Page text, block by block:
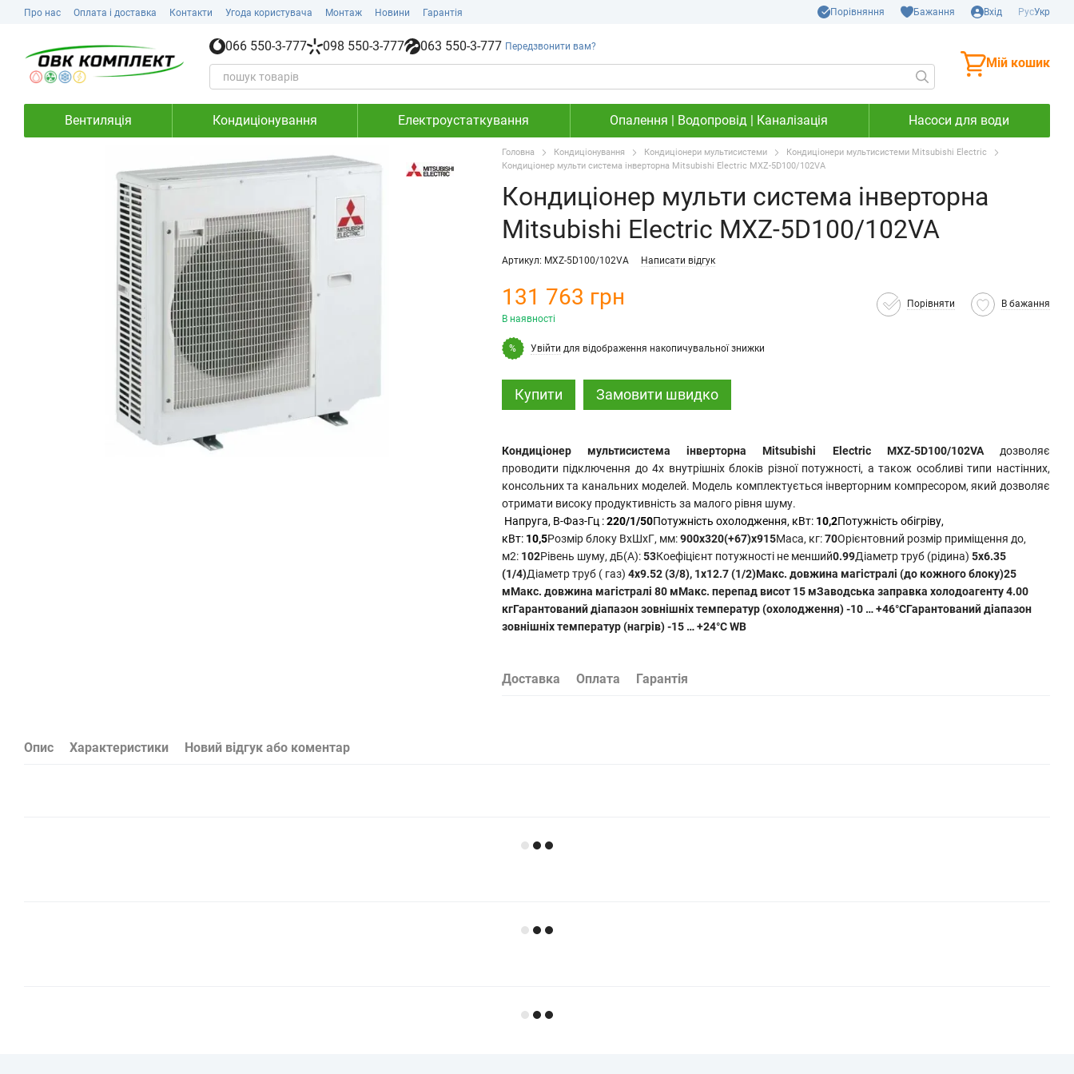
Перейти до основного контенту
Про нас Оплата і доставка Контакти Угода користувача Монтаж Новини Гарантія Порівняння Бажання Вхід РусУкр
066 550-3-777 098 550-3-777 063 550-3-777 Передзвонити вам?
Мій кошик
Вентиляція Кондиціонування Електроустаткування Опалення | Водопровід | Каналізація Насоси для води
Головна Кондиціонування Кондиціонери мультисистеми
Кондиціонери мультисистеми Mitsubishi Electric
Кондиціонер мульти система інверторна Mitsubishi Electric MXZ-5D100/102VA
Кондиціонер мульти система інверторна
Mitsubishi Electric MXZ-5D100/102VA
Артикул: MXZ-5D100/102VA Написати відгук
131 763 грн
В наявності
Порівняти В бажання
% Увійти для відображення накопичувальної знижки
Купити Замовити швидко
Кондиціонер мультисистема інверторна Mitsubishi Electric MXZ-5D100/102VA дозволяє
проводити підключення до 4х внутрішніх блоків різної потужності, а також особливі типи настінних,
консольних та канальних моделей. Модель комплектується інверторним компресором, який дозволяє
отримати високу продуктивність за малого рівня шуму.
Напруга, В-Фаз-Гц :220/1/50Потужність охолодження, кВт:10,2Потужність обігріву,
кВт:10,5Розмір блоку ВхШхГ, мм:900x320(+67)x915Маса, кг:70Орієнтовний розмір приміщення до,
м2: 102Рівень шуму, дБ(А):53Коефіцієнт потужності не менший0.99Діаметр труб (рідина) 5x6.35
(1/4)Діаметр труб ( газ) 4x9.52 (3/8), 1x12.7 (1/2)Макс. довжина магістралі (до кожного блоку)25
мМакс. довжина магістралі 80 мМакс. перепад висот 15 мЗаводська заправка холодоагенту4.00
кгГарантований діапазон зовнішніх температур (охолодження)-10 … +46°CГарантований діапазон
зовнішніх температур (нагрів)-15 … +24°C WB
Доставка Оплата Гарантія
Опис Характеристики Новий відгук або коментар